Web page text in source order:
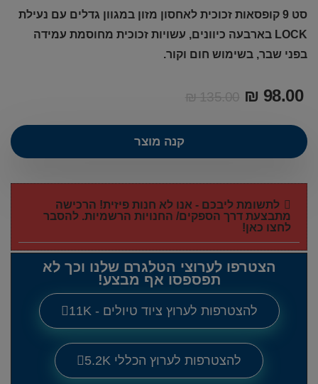
סט 9 קופסאות זכוכית לאחסון מזון במגוון גדלים עם נעילת
LOCK בארבעה כיוונים, עשויות זכוכית מחוסמת עמידה
בפני שבר, בשימוש חום וקור.
₪135.00 ₪ 98.00
קנה מוצר
לתשומת ליבכם - אנו לא חנות פיזית! הרכישה
מתבצעת דרך הספקים/ החנויות הרשמיות. להסבר
לחצו כאן!
הצטרפו לערוצי הטלגרם שלנו וכך לא
תפספסו אף מבצע!
להצטרפות לערוץ ציוד טיולים - 11K
להצטרפות לערוץ הכללי 5.2K